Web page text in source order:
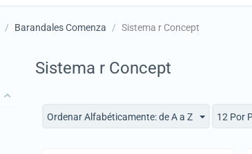
/ Barandales Comenza / Sistema r Concept
Sistema r Concept
Ordenar Alfabéticamente: de A a Z 12 Por